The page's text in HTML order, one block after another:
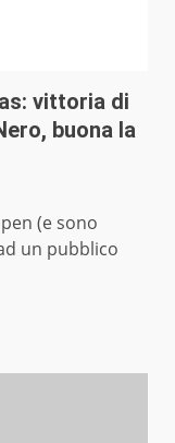
vittoria di
buona la
(e sono
un pubblico